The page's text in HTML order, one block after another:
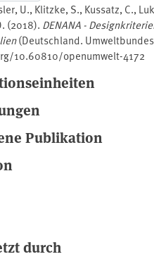
U., Klitzke, S., Kussatz, C.,
(2018). DENANA -
(Deutschland.
10.60810/openumwelt-4172
Publikation
durch